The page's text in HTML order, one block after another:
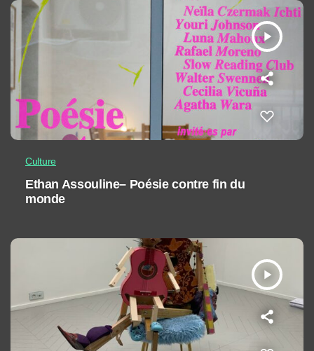
play_arrow
Culture
Ethan Assouline– Poésie contre fin du
monde
play_arrow